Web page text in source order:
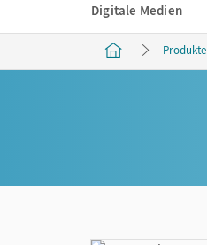
Digitale Medien
Produkte